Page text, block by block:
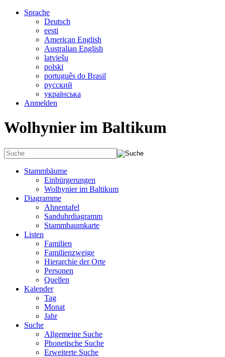
Sprache
Deutsch
eesti
American English
Australian English
latviešu
polski
português do Brasil
русский
українська
Anmelden
Wolhynier im Baltikum
Stammbäume
Einbürgerungen
Wolhynier im Baltikum
Diagramme
Ahnentafel
Sanduhrdiagramm
Stammbaumkarte
Listen
Familien
Familienzweige
Hierarchie der Orte
Personen
Quellen
Kalender
Tag
Monat
Jahr
Suche
Allgemeine Suche
Phonetische Suche
Erweiterte Suche